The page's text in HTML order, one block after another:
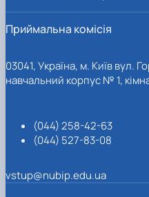
Приймальна комісія
03041, Україна, м. Київ вул.
навчальний корпус № 1,
(044) 258-42-63
(044) 527-83-08
vstup@nubip.edu.ua